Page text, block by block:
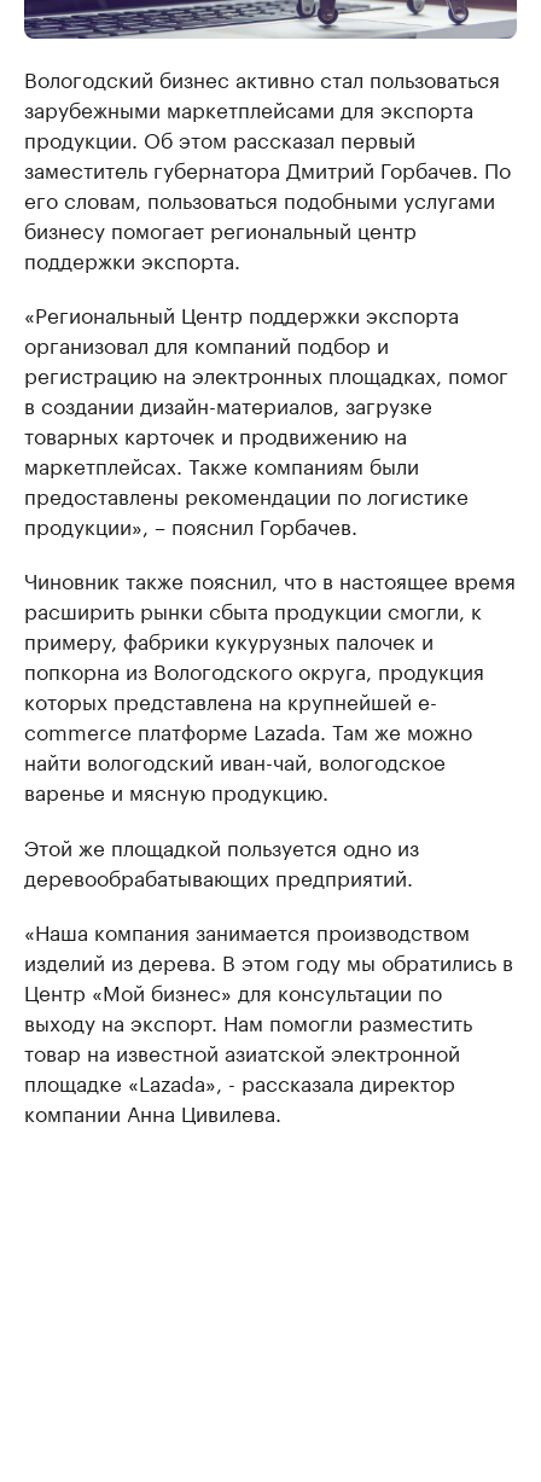
Вологодский бизнес активно стал пользоваться
зарубежными маркетплейсами для экспорта
продукции. Об этом рассказал первый
заместитель губернатора Дмитрий Горбачев. По
его словам, пользоваться подобными услугами
бизнесу помогает региональный центр
поддержки экспорта.
«Региональный Центр поддержки экспорта
организовал для компаний подбор и
регистрацию на электронных площадках, помог
в создании дизайн-материалов, загрузке
товарных карточек и продвижению на
маркетплейсах. Также компаниям были
предоставлены рекомендации по логистике
продукции», – пояснил Горбачев.
Чиновник также пояснил, что в настоящее время
расширить рынки сбыта продукции смогли, к
примеру, фабрики кукурузных палочек и
попкорна из Вологодского округа, продукция
которых представлена на крупнейшей e-
commerce платформе Lazada. Там же можно
найти вологодский иван-чай, вологодское
варенье и мясную продукцию.
Этой же площадкой пользуется одно из
деревообрабатывающих предприятий.
«Наша компания занимается производством
изделий из дерева. В этом году мы обратились в
Центр «Мой бизнес» для консультации по
выходу на экспорт. Нам помогли разместить
товар на известной азиатской электронной
площадке «Lazada», - рассказала директор
компании Анна Цивилева.